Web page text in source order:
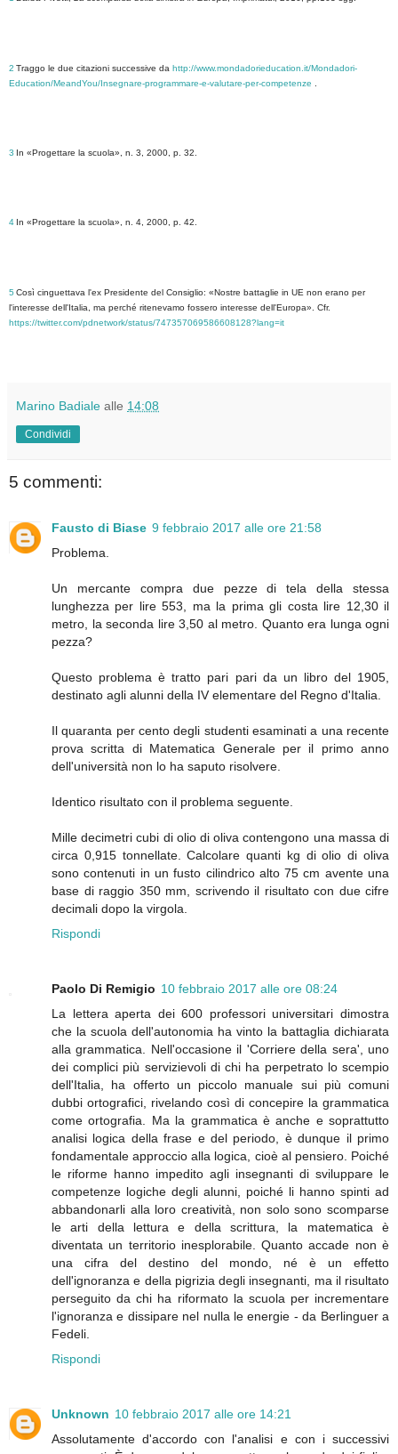
2 Traggo le due citazioni successive da http://www.mondadorieducation.it/Mondadori-
Education/MeandYou/Insegnare-programmare-e-valutare-per-competenze
3 In «Progettare la scuola», n. 3, 2000, p. 32.
4 n «Progettare la scuola», n. 4, 2000, p. 42.
5 Così cinguettava l'ex Presidente del Consiglio: «Nostre battaglie in UE non erano per
l'interesse dell'Italia, ma perché ritenevamo fossero interesse dell'Europa». Cfr.
https://twitter.com/pdnetwork/status/747357069586608128?lang=it
Marino Badiale alle 14:08
Condividi
5 commenti:
Fausto di Biase 9 febbraio 2017 alle ore 21:58
Problema.
Un mercante compra due pezze di tela della stessa
lunghezza per lire 553, ma la prima gli costa lire 12,30 il
metro, la seconda lire 3,50 al metro. Quanto era lunga ogni
pezza?
Questo problema è tratto pari pari da un libro del 1905,
destinato agli alunni della IV elementare del Regno d'Italia.
Il quaranta per cento degli studenti esaminati a una recente
prova scritta di Matematica Generale per il primo anno
dell'università non lo ha saputo risolvere.
Identico risultato con il problema seguente.
Mille decimetri cubi di olio di oliva contengono una massa di
circa 0,915 tonnellate. Calcolare quanti kg di olio di oliva
sono contenuti in un fusto cilindrico alto 75 cm avente una
base di raggio 350 mm, scrivendo il risultato con due cifre
decimali dopo la virgola.
Rispondi
Paolo Di Remigio 10 febbraio 2017 alle ore 08:24
La lettera aperta dei 600 professori universitari dimostra
che la scuola dell'autonomia ha vinto la battaglia dichiarata
alla grammatica. Nell'occasione il 'Corriere della sera', uno
dei complici più servizievoli di chi ha perpetrato lo scempio
dell'Italia, ha offerto un piccolo manuale sui più comuni
dubbi ortografici, rivelando così di concepire la grammatica
come ortografia. Ma la grammatica è anche e soprattutto
analisi logica della frase e del periodo, è dunque il primo
fondamentale approccio alla logica, cioè al pensiero. Poiché
le riforme hanno impedito agli insegnanti di sviluppare le
competenze logiche degli alunni, poiché li hanno spinti ad
abbandonarli alla loro creatività, non solo sono scomparse
le arti della lettura e della scrittura, la matematica è
diventata un territorio inesplorabile. Quanto accade non è
una cifra del destino del mondo, né è un effetto
dell'ignoranza e della pigrizia degli insegnanti, ma il risultato
perseguito da chi ha riformato la scuola per incrementare
l'ignoranza e dissipare nel nulla le energie - da Berlinguer a
Fedeli.
Rispondi
Unknown 10 febbraio 2017 alle ore 14:21
Assolutamente d'accordo con l'analisi e con i successivi